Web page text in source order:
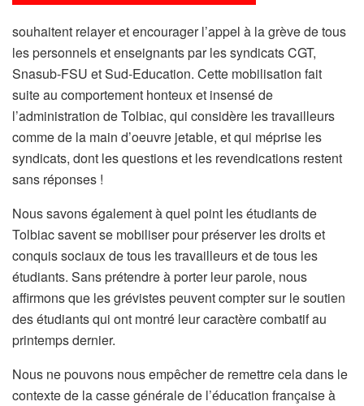
souhaitent relayer et encourager l’appel à la grève de tous
les personnels et enseignants par les syndicats CGT,
Snasub-FSU et Sud-Education. Cette mobilisation fait
suite au comportement honteux et insensé de
l’administration de Tolbiac, qui considère les travailleurs
comme de la main d’oeuvre jetable, et qui méprise les
syndicats, dont les questions et les revendications restent
sans réponses !
Nous savons également à quel point les étudiants de
Tolbiac savent se mobiliser pour préserver les droits et
conquis sociaux de tous les travailleurs et de tous les
étudiants. Sans prétendre à porter leur parole, nous
affirmons que les grévistes peuvent compter sur le soutien
des étudiants qui ont montré leur caractère combatif au
printemps dernier.
Nous ne pouvons nous empêcher de remettre cela dans le
contexte de la casse générale de l’éducation française à